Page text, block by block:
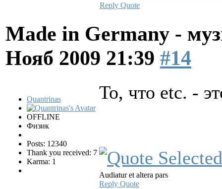
Reply Quote
Made in Germany -
Нояб 2009 21:39 #14
Quantrinas
OFFLINE
Физик
Posts: 12340
Thank you received: 7
Karma: 1
То, что etc. -
Audiatur et altera pars
Reply Quote